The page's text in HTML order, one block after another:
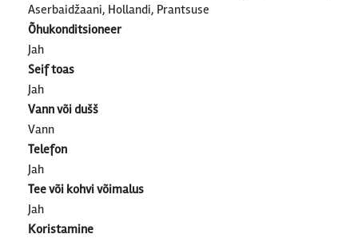
Aserbaidžaani, Hollandi, Prantsuse
Õhukonditsioneer
Jah
Seif toas
Jah
Vann või dušš
Vann
Telefon
Jah
Tee või kohvi võimalus
Jah
Koristamine